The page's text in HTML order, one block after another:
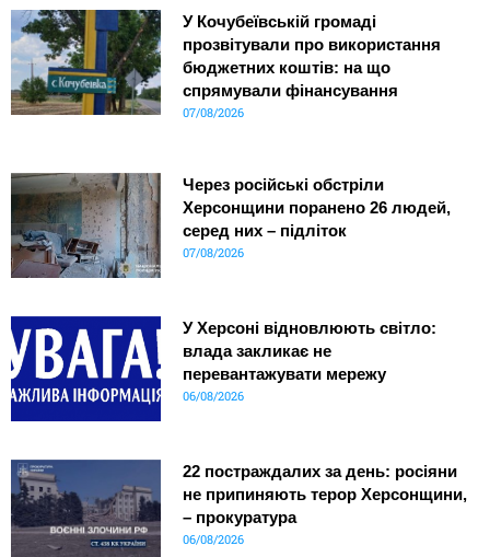
У Кочубеївській громаді
прозвітували про використання
бюджетних коштів: на що
спрямували фінансування
07/08/2026
Через російські обстріли
Херсонщини поранено 26 людей,
серед них – підліток
07/08/2026
У Херсоні відновлюють світло:
влада закликає не
перевантажувати мережу
06/08/2026
22 постраждалих за день: росіяни
не припиняють терор Херсонщини,
– прокуратура
06/08/2026